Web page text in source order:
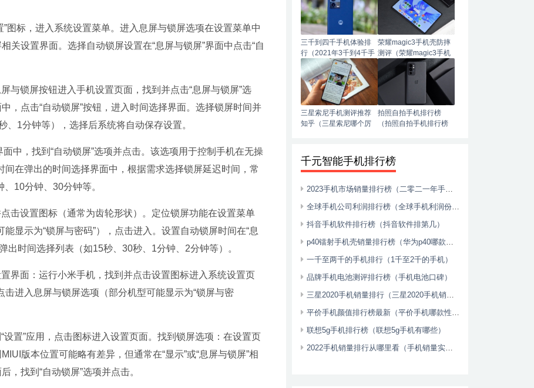
图标，进入系统设置菜单。进入息屏与锁屏选项在设置菜单中
关设置界面。选择自动锁屏设置在“息屏与锁屏”界面中点击“自
与锁屏按钮进入手机设置页面，找到并点击“息屏与锁屏”选
，点击“自动锁屏”按钮，进入时间选择界面。选择锁屏时间并
1分钟等），选择后系统将自动保存设置。
面中，找到“自动锁屏”选项并点击。该选项用于控制手机在无操
在弹出的时间选择界面中，根据需求选择锁屏延迟时间，常
10分钟、30分钟等。
击设置图标（通常为齿轮形状）。定位锁屏功能在设置菜单
显示为“锁屏与密码”），点击进入。设置自动锁屏时间在“息
出时间选择列表（如15秒、30秒、1分钟、2分钟等）。
界面：运行小米手机，找到并点击设置图标进入系统设置页
进入息屏与锁屏选项（部分机型可能显示为“锁屏与密
置”应用，点击图标进入设置页面。找到锁屏选项：在设置页
版本位置可能略有差异，但通常在“显示”或“息屏与锁屏”相
，找到“自动锁屏”选项并点击。
三千到四千手机体验排
行（2021年3千到4千手
机推荐）
荣耀magic3手机壳防摔
测评（荣耀magic3手机
壳推荐）
三星索尼手机测评推荐
知乎（三星索尼哪个厉
拍照自拍手机排行榜
（拍照自拍手机排行榜
千元智能手机排行榜
2023手机市场销量排行榜（二零二一年手机销量）
全球手机公司利润排行榜（全球手机利润份额2020）
抖音手机软件排行榜（抖音软件排第几）
p40镭射手机壳销量排行榜（华为p40哪款手机壳好看）
一千至两千的手机排行（1千至2千的手机）
品牌手机电池测评排行榜（手机电池口碑）
三星2020手机销量排行（三星2020手机销量排行榜前十名）
平价手机颜值排行榜最新（平价手机哪款性价比高2021）
联想5g手机排行榜（联想5g手机有哪些）
2022手机销量排行从哪里看（手机销量实时排行）